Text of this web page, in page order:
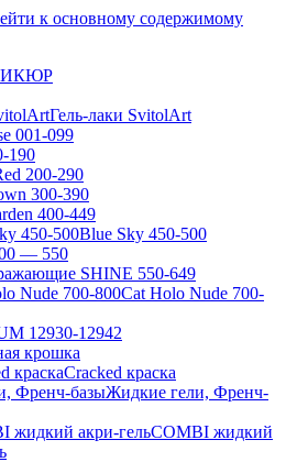
к основному содержимому
Гель-лаки SvitolArt
001-099
190
200-290
300-390
400-449
Blue Sky 450-500
— 550
SHINE 550-649
Cat Holo Nude 700-
12930-12942
крошка
Cracked краска
Жидкие гели, Френч-
COMBI жидкий